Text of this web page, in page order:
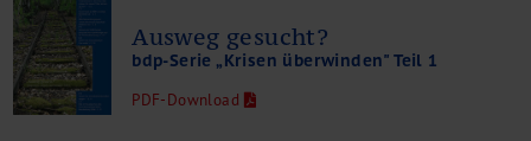
Ausweg gesucht?
bdp-Serie „Krisen überwinden" Teil 1
PDF-Download